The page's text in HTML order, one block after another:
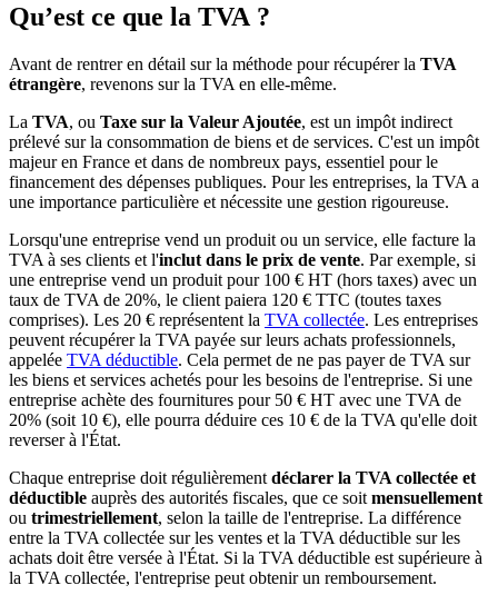
Qu’est ce que la TVA ?
Avant de rentrer en détail sur la méthode pour récupérer la TVA
étrangère, revenons sur la TVA en elle-même.
La TVA, ou Taxe sur la Valeur Ajoutée, est un impôt indirect
prélevé sur la consommation de biens et de services. C'est un impôt
majeur en France et dans de nombreux pays, essentiel pour le
financement des dépenses publiques. Pour les entreprises, la TVA a
une importance particulière et nécessite une gestion rigoureuse.
Lorsqu'une entreprise vend un produit ou un service, elle facture la
TVA à ses clients et l'inclut dans le prix de vente. Par exemple, si
une entreprise vend un produit pour 100 € HT (hors taxes) avec un
taux de TVA de 20%, le client paiera 120 € TTC (toutes taxes
comprises). Les 20 € représentent la TVA collectée. Les entreprises
peuvent récupérer la TVA payée sur leurs achats professionnels,
appelée TVA déductible. Cela permet de ne pas payer de TVA sur
les biens et services achetés pour les besoins de l'entreprise. Si une
entreprise achète des fournitures pour 50 € HT avec une TVA de
20% (soit 10 €), elle pourra déduire ces 10 € de la TVA qu'elle doit
reverser à l'État.
Chaque entreprise doit régulièrement déclarer la TVA collectée et
déductible auprès des autorités fiscales, que ce soit mensuellement
ou trimestriellement, selon la taille de l'entreprise. La différence
entre la TVA collectée sur les ventes et la TVA déductible sur les
achats doit être versée à l'État. Si la TVA déductible est supérieure à
la TVA collectée, l'entreprise peut obtenir un remboursement.